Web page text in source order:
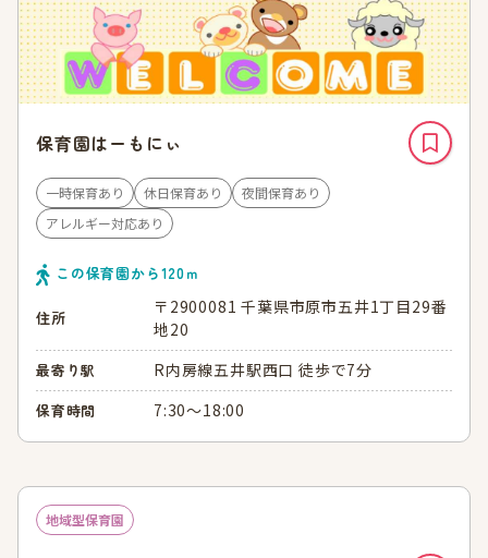
保育園はーもにぃ
一時保育あり 休日保育あり
夜間保育あり
アレルギー対応あり
この保育園から120ｍ
住所
〒2900081 千葉県市原市五井1丁目29番
地20
最寄り駅 R内房線五井駅西口 徒歩で7分
保育時間 7:30～18:00
地域型保育園